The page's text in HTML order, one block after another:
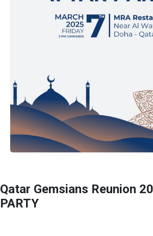
Qatar Gemsians Reunion
PARTY